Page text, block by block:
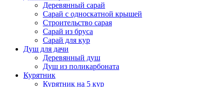
Деревянный сарай
Cарай с односкатной крышей
Строительство сарая
Сарай из бруса
Сарай для кур
Душ для дачи
Деревянный душ
Душ из поликарбоната
Курятник
Курятник на 5 кур